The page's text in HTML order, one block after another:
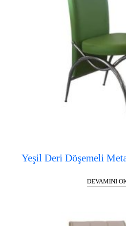
Yeşil Deri Döşemeli
DEVAMINI